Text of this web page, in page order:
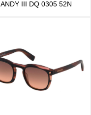
ANDY III DQ 0305 52N